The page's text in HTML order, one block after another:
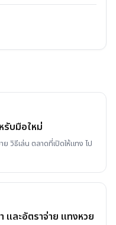
รับมือใหม่
วิธีเล่น ตลาดที่เปิดให้แทง ไป
และอัตราจ่าย แทงหวย